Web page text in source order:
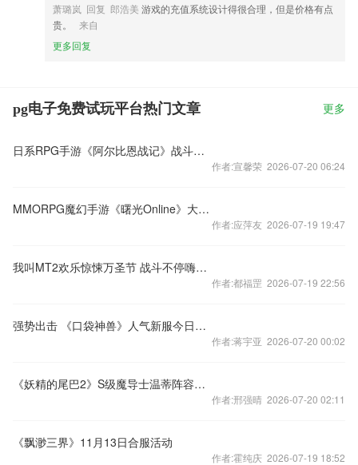
萧璐岚 回复 郎浩美 游戏的充值系统设计得很合理，但是价格有点
贵。
来自
更多回复
pg电子免费试玩平台热门文章 更多
日系RPG手游《阿尔比恩战记》战斗画面合集视频
作者:宣馨荣 2026-07-20 06:24
MMORPG魔幻手游《曙光Online》大世界全揭秘
作者:应萍友 2026-07-19 19:47
我叫MT2欢乐惊悚万圣节 战斗不停嗨翻天
作者:都福罡 2026-07-19 22:56
强势出击 《口袋神兽》人气新服今日降临
作者:蒋宇亚 2026-07-20 00:02
《妖精的尾巴2》S级魔导士温蒂阵容豪华开启
作者:邢强晴 2026-07-20 02:11
《飘渺三界》11月13日合服活动
作者:霍纯庆 2026-07-19 18:52